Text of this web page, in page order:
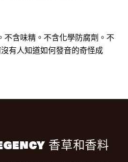
不含味精。不含化學防腐劑。不
有人知道如何發音的奇怪成
香草和香料